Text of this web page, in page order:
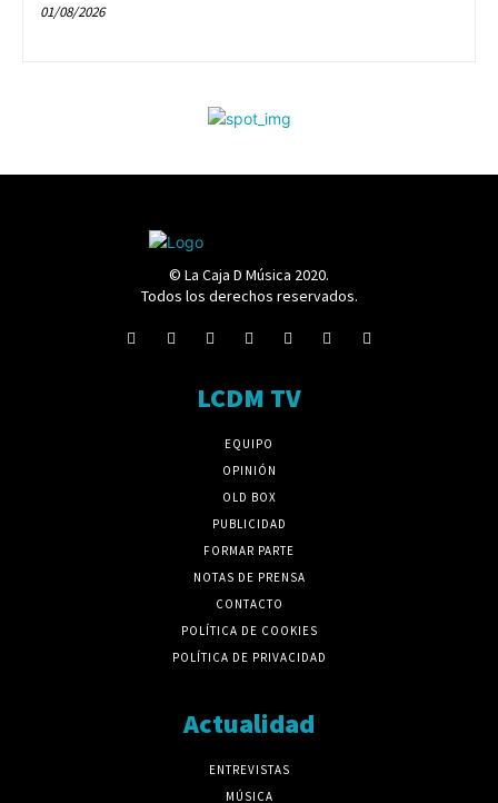
01/08/2026
© La Caja D Música 2020.
Todos los derechos reservados.
LCDM TV
EQUIPO
OPINIÓN
OLD BOX
PUBLICIDAD
FORMAR PARTE
NOTAS DE PRENSA
CONTACTO
POLÍTICA DE COOKIES
POLÍTICA DE PRIVACIDAD
Actualidad
ENTREVISTAS
MÚSICA